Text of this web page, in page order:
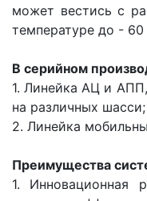
может вестись с
температуре до - 60
В серийном
1. Линейка АЦ и
на различных шасси;
2. Линейка
Преимущества
1. Инновационная